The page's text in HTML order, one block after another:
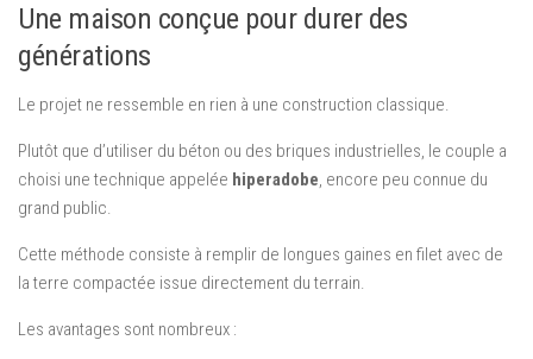
Une maison conçue pour durer des
générations
Le projet ne ressemble en rien à une construction classique.
Plutôt que d’utiliser du béton ou des briques industrielles, le couple a
choisi une technique appelée hiperadobe, encore peu connue du
grand public.
Cette méthode consiste à remplir de longues gaines en filet avec de
la terre compactée issue directement du terrain.
Les avantages sont nombreux :